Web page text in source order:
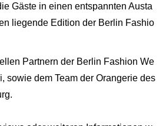
Gäste in einen entspannten Austa
liegende Edition der Berlin Fashio
Partnern der Berlin Fashion We
sowie dem Team der Orangerie des